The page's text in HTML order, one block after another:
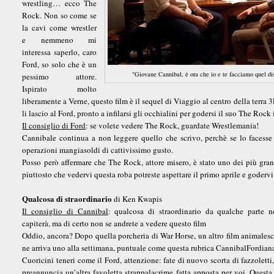
"Giovane Cannibal, è ora che io e te facciamo quel
wrestling… ecco The
Rock. Non so come se
la cavi come wrestler
e nemmeno mi
interessa saperlo, caro
Ford, so solo che è un
pessimo attore.
Ispirato molto
liberamente a Verne, questo film è il sequel di Viaggio al centro della terra
li lascio al Ford, pronto a infilarsi gli occhialini per godersi il suo The Rock
Il consiglio di Ford: se volete vedere The Rock, guardate Wrestlemania!
Cannibale continua a non leggere quello che scrivo, perchè se lo
operazioni mangiasoldi di cattivissimo gusto.
Posso però affermare che The Rock, attore misero, è stato uno dei più
piuttosto che vedervi questa roba potreste aspettare il primo aprile e
Qualcosa di straordinario di Ken Kwapis
Il consiglio di Cannibal: qualcosa di straordinario da qualche parte
capiterà, ma di certo non se andrete a vedere questo film
Oddio, ancora? Dopo quella porcheria di War Horse, un altro film
ne arriva uno alla settimana, puntuale come questa rubrica
Cuoricini teneri come il Ford, attenzione: fate di nuovo scorta di